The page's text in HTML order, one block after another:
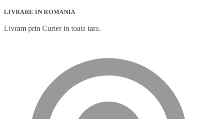
LIVRARE IN ROMANIA
Livram prin Curier in toata tara.